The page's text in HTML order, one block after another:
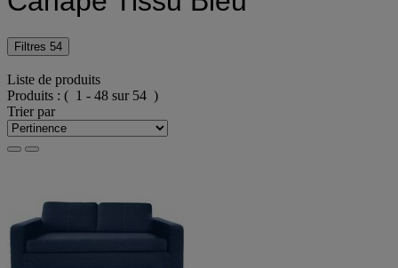
Filtres 54
Liste de produits
Produits : ( 1 - 48 sur 54 )
Trier par